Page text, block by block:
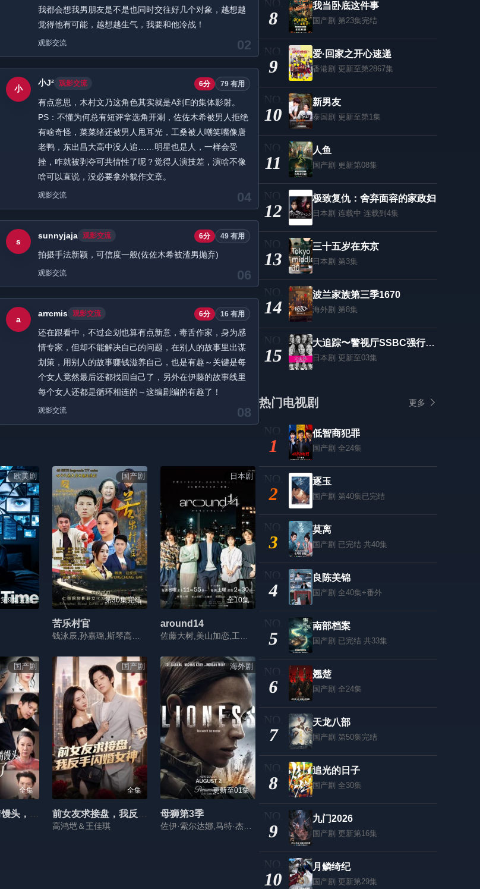
02
我都会想我男朋友是不是也同时交往好几个对象，越想越
觉得他有可能，越想越生气，我要和他冷战！
观影交流
04
小
小J² 观影交流 6分 79 有用
有点意思，木村文乃这角色其实就是A到E的集体影射。
PS：不懂为何总有短评拿选角开涮，佐佐木希被男人拒绝
有啥奇怪，菜菜绪还被男人甩耳光，工桑被人嘲笑嘴像唐
老鸭，东出昌大高中没人追……明星也是人，一样会受
挫，咋就被剥夺可共情性了呢？觉得人演技差，演啥不像
啥可以直说，没必要拿外貌作文章。
观影交流
06
s
sunnyjaja 观影交流 6分 49 有用
拍摄手法新颖，可信度一般(佐佐木希被渣男抛弃)
观影交流
08
a
arrcmis 观影交流 6分 16 有用
还在跟看中，不过企划也算有点新意，毒舌作家，身为感
情专家，但却不能解决自己的问题，在别人的故事里出谋
划策，用别人的故事赚钱滋养自己，也是有趣～关键是每
个女人竟然最后还都找回自己了，另外在伊藤的故事线里
每个女人还都是循环相连的～这编剧编的有趣了！
观影交流
欧美剧
第9集完结
国产剧
第30集完结
苦乐村官
日本剧
全10集
around14
国产剧
全集
她在楼道里啃馒头，我不忍了
国产剧
全集
前女友求接盘，我反手闪婚女神
高鸿垲＆王佳琪
海外剧
更新至01集
母狮第3季
8
我当卧底这件事
国产剧 第23集完结
9
爱·回家之开心速递
香港剧 更新至第2867集
10
新男友
泰国剧 更新至第1集
11
人鱼
国产剧 更新第08集
12
极致复仇：舍弃面容的家政妇
日本剧 连载中 连载到4集
13
三十五岁在东京
日本剧 第3集
14
波兰家族第三季1670
海外剧 第8集
15
大追踪〜警视厅SSBC强行犯系〜 第二季
日本剧 更新至03集
热门电视剧 更多
1
低智商犯罪
国产剧 全24集
2
逐玉
国产剧 第40集已完结
3
莫离
国产剧 已完结 共40集
4
良陈美锦
国产剧 全40集+番外
5
南部档案
国产剧 已完结 共33集
6
翘楚
国产剧 全24集
7
天龙八部
国产剧 第50集完结
8
追光的日子
国产剧 全30集
9
九门2026
国产剧 更新第16集
10
月鳞绮纪
国产剧 更新第29集